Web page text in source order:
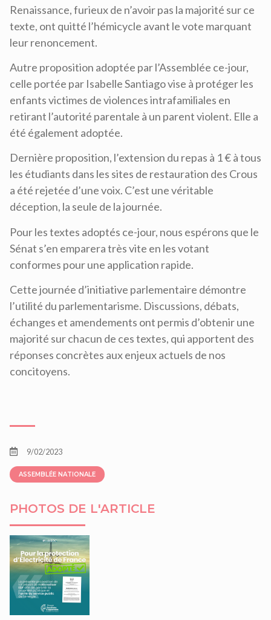
Renaissance, furieux de n’avoir pas la majorité sur ce
texte, ont quitté l’hémicycle avant le vote marquant
leur renoncement.
Autre proposition adoptée par l’Assemblée ce-jour,
celle portée par Isabelle Santiago vise à protéger les
enfants victimes de violences intrafamiliales en
retirant l’autorité parentale à un parent violent. Elle a
été également adoptée.
Dernière proposition, l’extension du repas à 1 € à tous
les étudiants dans les sites de restauration des Crous
a été rejetée d’une voix. C’est une véritable
déception, la seule de la journée.
Pour les textes adoptés ce-jour, nous espérons que le
Sénat s’en emparera très vite en les votant
conformes pour une application rapide.
Cette journée d’initiative parlementaire démontre
l’utilité du parlementarisme. Discussions, débats,
échanges et amendements ont permis d’obtenir une
majorité sur chacun de ces textes, qui apportent des
réponses concrètes aux enjeux actuels de nos
concitoyens.
9/02/2023
ASSEMBLÉE NATIONALE
PHOTOS DE L'ARTICLE